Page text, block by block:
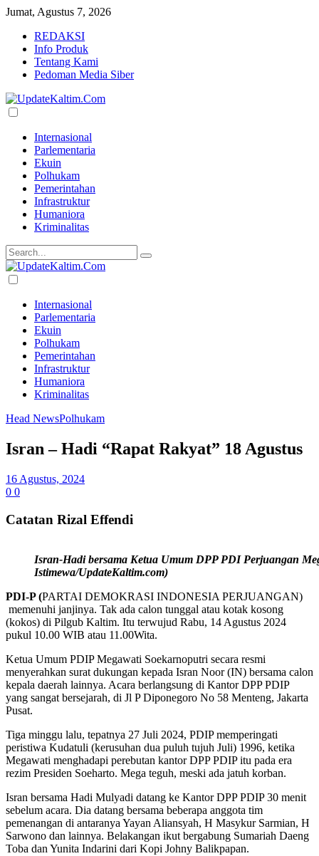
Jumat, Agustus 7, 2026
REDAKSI
Info Produk
Tentang Kami
Pedoman Media Siber
Internasional
Parlementaria
Ekuin
Polhukam
Pemerintahan
Infrastruktur
Humaniora
Kriminalitas
Internasional
Parlementaria
Ekuin
Polhukam
Pemerintahan
Infrastruktur
Humaniora
Kriminalitas
Head NewsPolhukam
Isran – Hadi “Rapat Rakyat” 18 Agustus
16 Agustus, 2024
0 0
Catatan Rizal Effendi
Isran-Hadi bersama Ketua Umum DPP PDI Perjuangan
Istimewa/UpdateKaltim.com)
PDI-P (PARTAI DEMOKRASI INDONESIA PERJUANGAN)
memenuhi janjinya. Tak ada calon tunggal atau kotak kosong
(kokos) di Pilgub Kaltim. Itu terwujud Rabu, 14 Agustus 2024
pukul 10.00 WIB atau 11.00Wita.
Ketua Umum PDIP Megawati Soekarnoputri secara resmi
menyerahkan surat dukungan kepada Isran Noor (IN) bersama calon
kepala daerah lainnya. Acara berlangsung di Kantor DPP PDIP
yang sangat bersejarah, di Jl P Diponegoro No 58 Menteng, Jakarta
Pusat.
Tiga minggu lalu, tepatnya 27 Juli 2024, PDIP memperingati
peristiwa Kudatuli (kerusuhan dua puluh tujuh Juli) 1996, ketika
Megawati menghadapi perebutan kantor DPP PDIP itu pada era
rezim Presiden Soeharto. Mega teguh, meski ada jatuh korban.
Isran bersama Hadi Mulyadi datang ke Kantor DPP PDIP 30 menit
sebelum acara. Dia datang bersama beberapa anggota tim
pemenangan di antaranya Yayan Aliansyah, H Masykur Sarmian, H
Sarwono dan lainnya. Belakangan ikut bergabung Sumariah Daeng
Toba dan Yunita Indarini dari Kopi Johny Balikpapan.